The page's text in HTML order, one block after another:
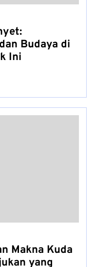
Budaya di
Ini
Makna Kuda
yang